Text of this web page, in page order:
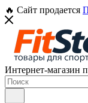
🔥 Сайт продается
Интернет-магазин